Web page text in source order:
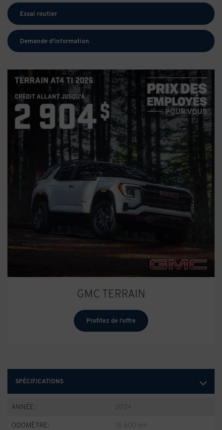
SPÉCIFICATIONS
ANNÉE : 2024
ODOMÈTRE: 15 600 km
Essai routier
Demande d'information
GMC TERRAIN
Profitez de l'offre